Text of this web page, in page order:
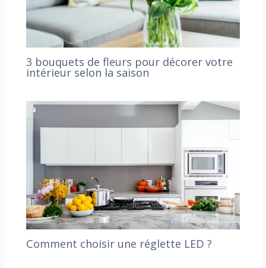
3 bouquets de fleurs pour décorer votre
intérieur selon la saison
Comment choisir une réglette LED ?